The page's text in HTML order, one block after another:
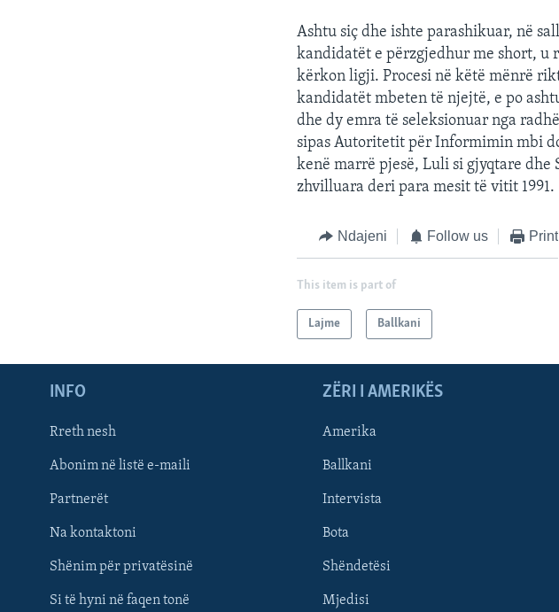
FOLLOW US
Ashtu siç dhe ishte parashikuar, në
kandidatët e përzgjedhur me short, u
kërkon ligji. Procesi në këtë mënrë
kandidatët mbeten të njejtë, e po
dhe dy emra të seleksionuar nga
sipas Autoritetit për Informimin mbi
kenë marrë pjesë, Luli si gjyqtare
zhvilluara deri para mesit të vitit 1991.
Ndajeni Follow us Print
This item is part of
Lajme Ballkani
INFO
Rreth nesh
Abonim në listë e-maili
Partnerët
Na kontaktoni
Shënim për privatësinë
Si të hyni në faqen tonë
ZËRI I AMERIKËS
Amerika
Ballkani
Intervista
Bota
Shëndetësi
Mjedisi